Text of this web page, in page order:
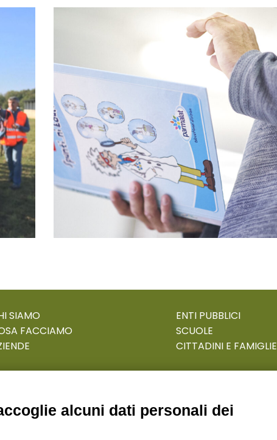
Parmalat
Educational
SIAMO
FACCIAMO
ENTI PUBBLICI
SCUOLE
CITTADINI E FAMIGLIE
alcuni dati personali dei